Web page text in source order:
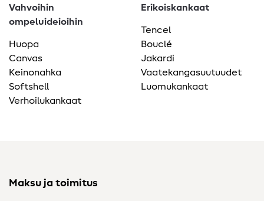
Vahvoihin
ompeluideioihin
Huopa
Canvas
Keinonahka
Softshell
Verhoilukankaat
Erikoiskankaat
Tencel
Bouclé
Jakardi
Vaatekangasuutuudet
Luomukankaat
Maksu ja toimitus